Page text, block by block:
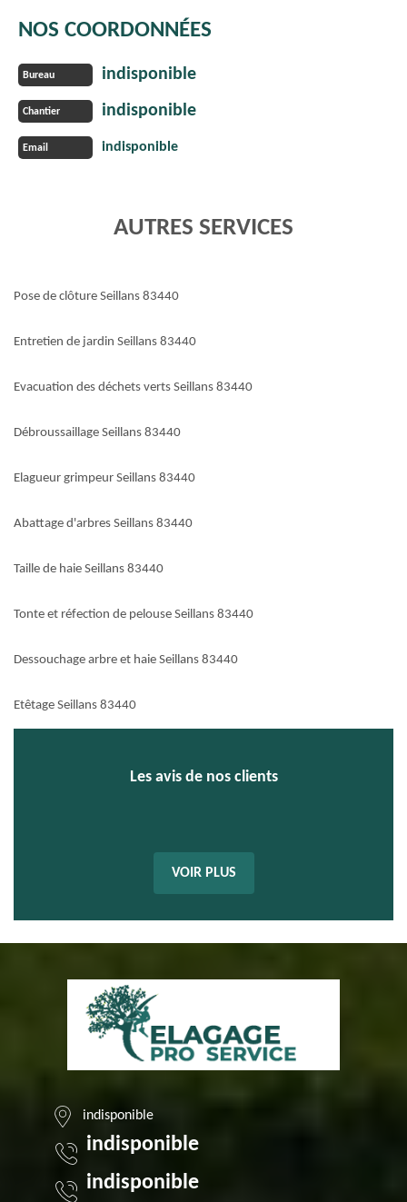
NOS COORDONNÉES
Bureau indisponible
Chantier indisponible
Email indisponible
AUTRES SERVICES
Pose de clôture Seillans 83440
Entretien de jardin Seillans 83440
Evacuation des déchets verts Seillans 83440
Débroussaillage Seillans 83440
Elagueur grimpeur Seillans 83440
Abattage d'arbres Seillans 83440
Taille de haie Seillans 83440
Tonte et réfection de pelouse Seillans 83440
Dessouchage arbre et haie Seillans 83440
Etêtage Seillans 83440
Les avis de nos clients
VOIR PLUS
indisponible
indisponible
indisponible